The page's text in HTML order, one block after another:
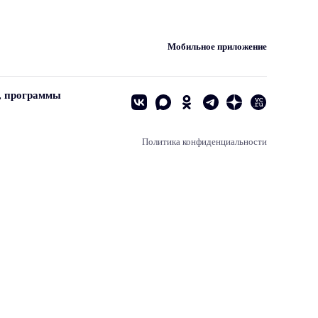
Мобильное приложение
программы
Политика конфиденциальности